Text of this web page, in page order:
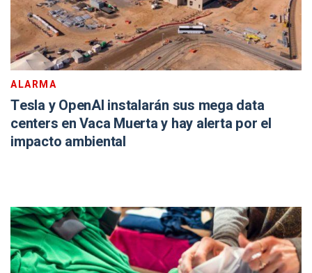
ALARMA
Tesla y OpenAI instalarán sus mega data
centers en Vaca Muerta y hay alerta por el
impacto ambiental